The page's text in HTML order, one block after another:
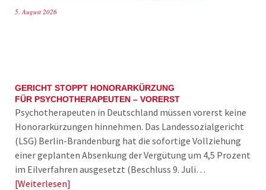
5. August 2026
GERICHT STOPPT HONORARKÜRZUNG
FÜR PSYCHOTHERAPEUTEN – VORERST
Psychotherapeuten in Deutschland müssen vorerst keine
Honorarkürzungen hinnehmen. Das Landessozialgericht
(LSG) Berlin-Brandenburg hat die sofortige Vollziehung
einer geplanten Absenkung der Vergütung um 4,5 Prozent
im Eilverfahren ausgesetzt (Beschluss 9. Juli…
Weiterlesen